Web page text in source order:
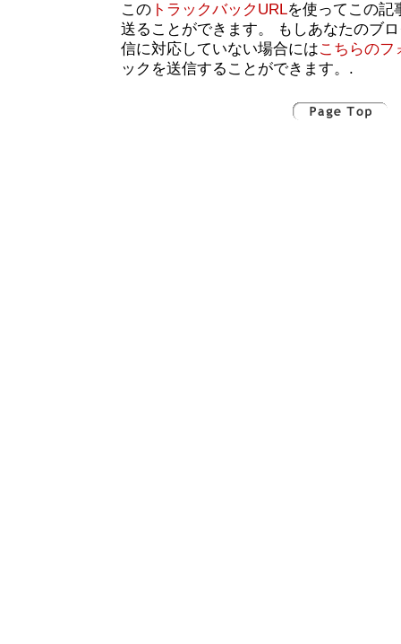
この トラックバックURLを使ってこの記
送ることができます。 もしあなたのブ
信に対応していない場合にはこちらのフ
ックを送信することができます。.